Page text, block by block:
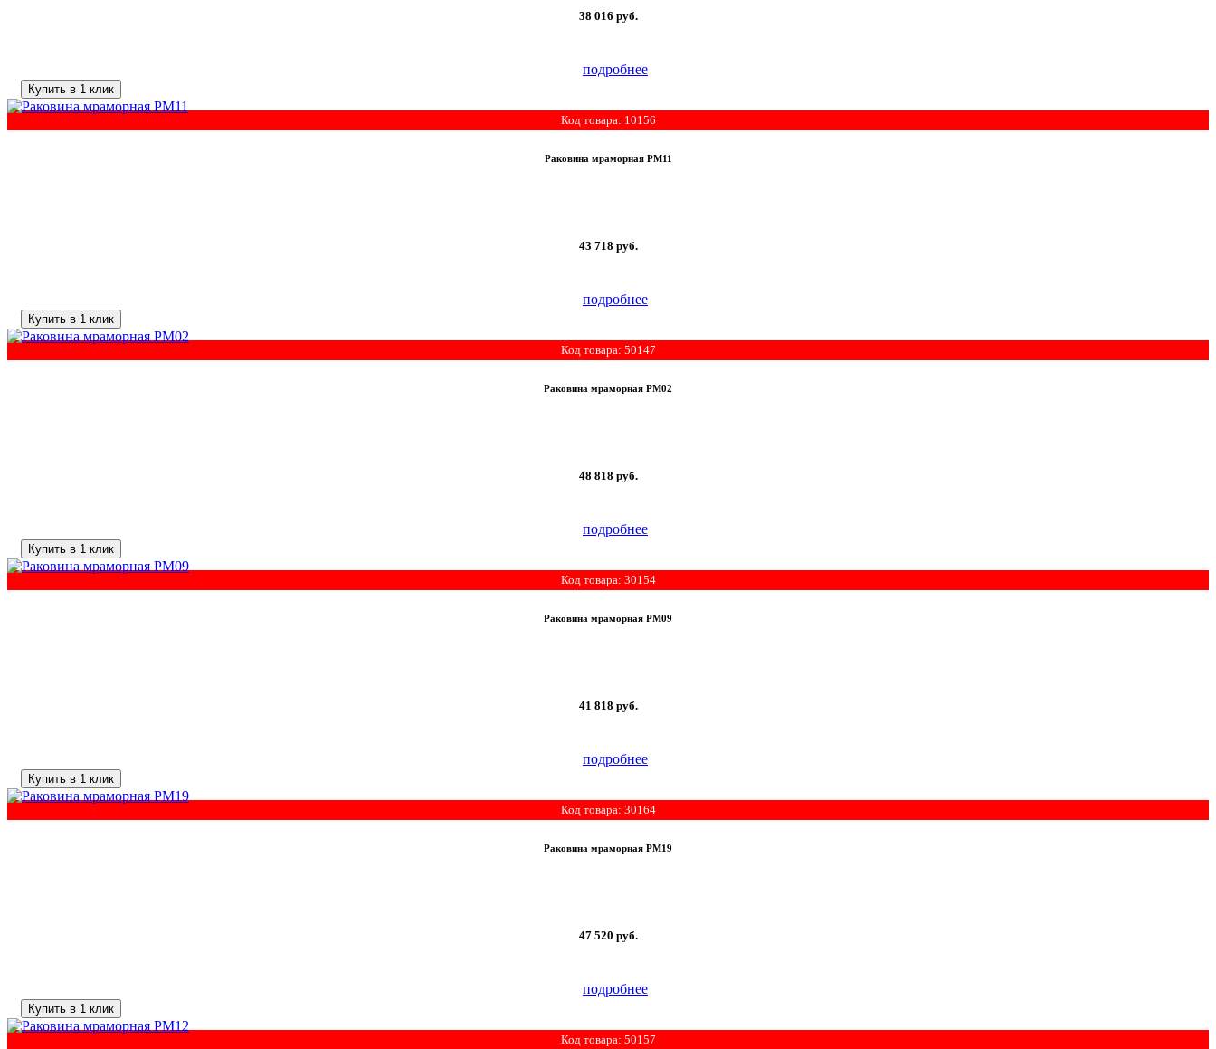
38 016 руб.
подробнее
Купить в 1 клик
Код товара: 10156
Раковина мраморная РМ11
43 718 руб.
подробнее
Купить в 1 клик
Код товара: 50147
Раковина мраморная РМ02
48 818 руб.
подробнее
Купить в 1 клик
Код товара: 30154
Раковина мраморная РМ09
41 818 руб.
подробнее
Купить в 1 клик
Код товара: 30164
Раковина мраморная РМ19
47 520 руб.
подробнее
Купить в 1 клик
Код товара: 50157